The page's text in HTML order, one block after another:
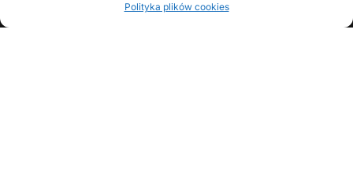
Polityka plików cookies